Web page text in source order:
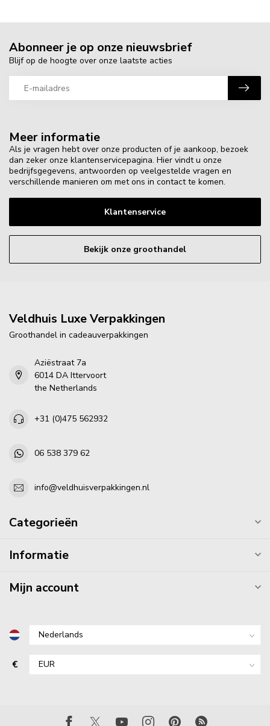
Meer informatie
Als je vragen hebt over onze producten of je aankoop, bezoek
dan zeker onze klantenservicepagina. Hier vindt u onze
bedrijfsgegevens, antwoorden op veelgestelde vragen en
verschillende manieren om met ons in contact te komen.
Klantenservice
Bekijk onze groothandel
Abonneer je op onze nieuwsbrief
Blijf op de hoogte over onze laatste acties
Veldhuis Luxe Verpakkingen
Groothandel in cadeauverpakkingen
Aziëstraat 7a
6014 DA Ittervoort
the Netherlands
+31 (0)475 562932
06 538 379 62
info@veldhuisverpakkingen.nl
Categorieën
Informatie
Mijn account
€